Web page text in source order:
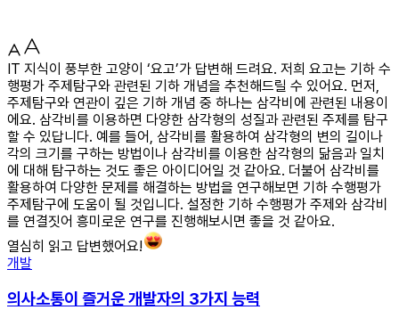
IT 지식이 풍부한 고양이 ‘요고’가 답변해 드려요. 저희 요고는 기하 수
행평가 주제탐구와 관련된 기하 개념을 추천해드릴 수 있어요. 먼저,
주제탐구와 연관이 깊은 기하 개념 중 하나는 삼각비에 관련된 내용이
에요. 삼각비를 이용하면 다양한 삼각형의 성질과 관련된 주제를 탐구
할 수 있답니다. 예를 들어, 삼각비를 활용하여 삼각형의 변의 길이나
각의 크기를 구하는 방법이나 삼각비를 이용한 삼각형의 닮음과 일치
에 대해 탐구하는 것도 좋은 아이디어일 것 같아요. 더불어 삼각비를
활용하여 다양한 문제를 해결하는 방법을 연구해보면 기하 수행평가
주제탐구에 도움이 될 것입니다. 설정한 기하 수행평가 주제와 삼각비
를 연결짓어 흥미로운 연구를 진행해보시면 좋을 것 같아요.
열심히 읽고 답변했어요!
개발
의사소통이 즐거운 개발자의 3가지 능력